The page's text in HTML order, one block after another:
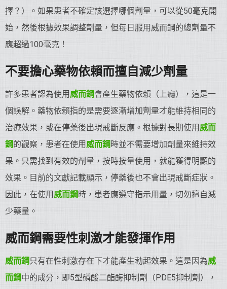
擇？）。如果患者不確定該選擇哪個劑量，可以從50毫克開
始，然後根據效果調整劑量，但每日服用威而鋼的總劑量不
應超過100毫克！
不要擔心藥物依賴而擅自減少劑量
許多患者認為使用 威而鋼會產生藥物依賴（上癮），這是一
個誤解。藥物依賴指的是需要逐漸增加劑量才能維持相同的
治療效果，或在停藥後出現戒斷反應。根據對長期使用 威而
鋼的觀察，患者在使用 威而鋼 時並不需要增加劑量來維持效
果。只需找到有效的劑量，按時按量使用，就能獲得明顯的
效果。目前的文獻記載顯示，停藥後也不會出現戒斷症狀。
因此，在使用 威而鋼 時，患者應遵守指示用量，切勿擅自減
少藥量。
威而鋼需要性刺激才能發揮作用
威而鋼 只有在性刺激存在下才能產生勃起效果。這是因為威
而鋼中的成分，即5型磷酸二酯酶抑制劑（PDE5抑制劑），